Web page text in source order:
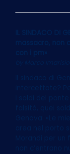
IL SINDACO DI
massacro,
con i pm»
Marco Imarisio
Il sindaco di
intercettate?
I soldi del
falsità, quei
Genova: «Le
area nel porto
Morandi per
non c’entrano